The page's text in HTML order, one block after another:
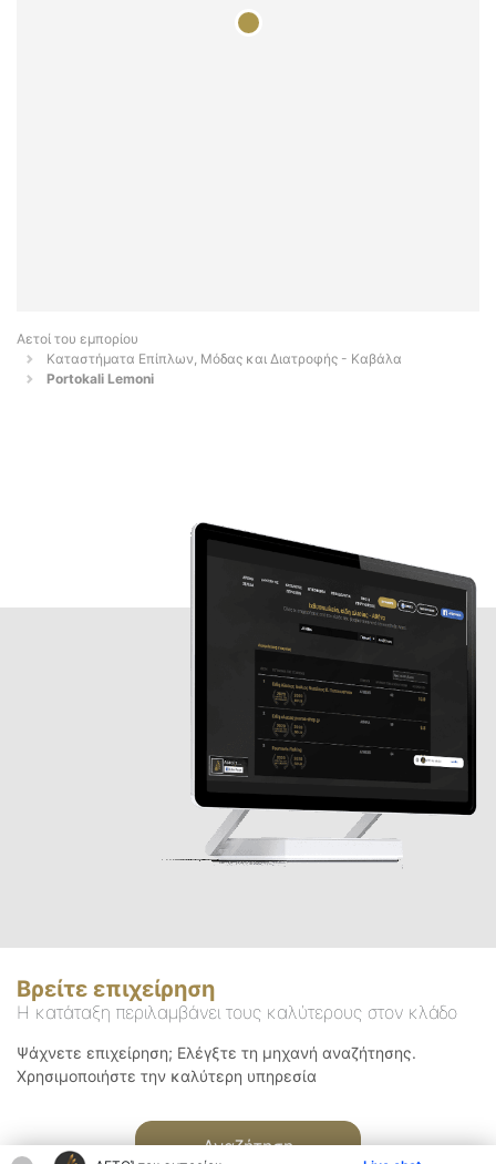
Αετοί του εμπορίου
Καταστήματα Επίπλων, Μόδας και Διατροφής - Καβάλα
Portokali Lemoni
Βρείτε επιχείρηση
Η κατάταξη περιλαμβάνει τους καλύτερους στον κλάδο
Ψάχνετε επιχείρηση; Ελέγξτε τη μηχανή αναζήτησης.
Χρησιμοποιήστε την καλύτερη υπηρεσία
Αναζήτηση